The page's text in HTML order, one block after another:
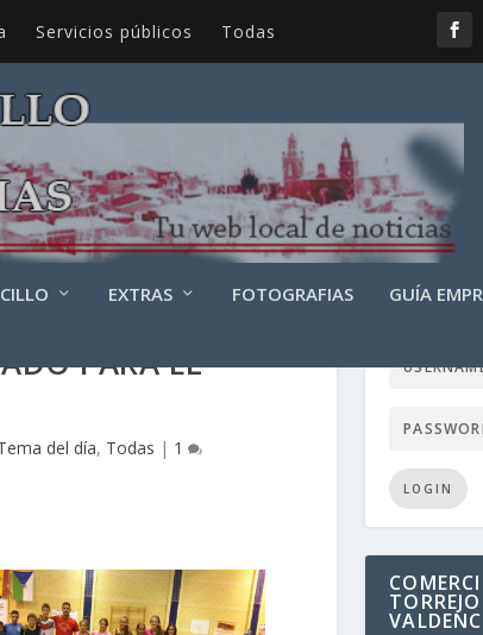
Servicios públicos Todas
EXTRAS FOTOGRAFIAS GUÍA
PARA EL
del día, Todas | 1
LOGIN
LOGIN